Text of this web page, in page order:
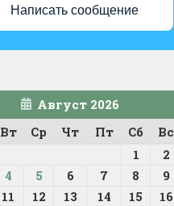
Написать сообщение
Август 2026
Вт Ср Чт Пт Сб
Вс
1
2
4 5 6 7 8
9
11 12 13 14 15
16